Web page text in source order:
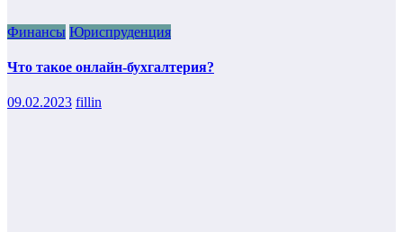
Финансы Юриспруденция
Что такое онлайн-бухгалтерия?
09.02.2023 fillin